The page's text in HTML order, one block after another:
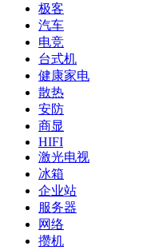
极客
汽车
电竞
台式机
健康家电
散热
安防
商显
HIFI
激光电视
冰箱
企业站
服务器
网络
攒机